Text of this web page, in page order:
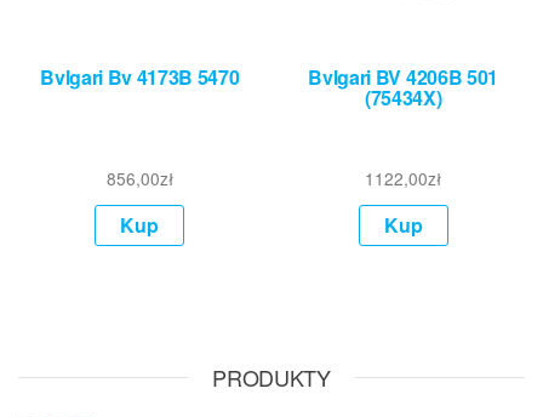
Bvlgari Bv 4173B 5470
856,00zł
Kup
Bvlgari BV 4206B 501
(75434X)
1122,00zł
Kup
PRODUKTY